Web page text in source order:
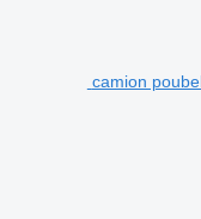
camion